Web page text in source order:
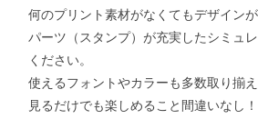
何のプリント素材がなくてもデザイン
パーツ（スタンプ）が充実したシミュ
ください。
使えるフォントやカラーも多数取り揃え
見るだけでも楽しめること間違いなし！